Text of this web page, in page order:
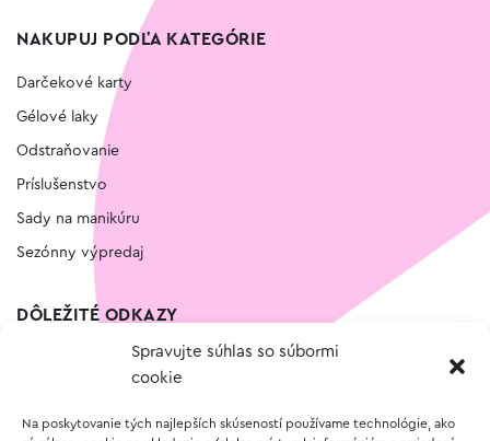
Spravujte súhlas so súbormi
cookie
Na poskytovanie tých najlepších skúseností používame technológie, ako
NAKUPUJ PODĽA KATEGÓRIE
Darčekové karty
Gélové laky
Odstraňovanie
Príslušenstvo
Sady na manikúru
Sezónny výpredaj
DÔLEŽITÉ ODKAZY
Vernostný program